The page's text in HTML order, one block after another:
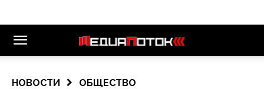
НОВОСТИ ОБЩЕСТВО